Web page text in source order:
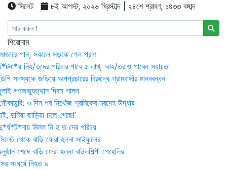
সিলেট ৮ই আগস্ট, ২০২৬ খ্রিস্টাব্দ | ২৪শে শ্রাবণ, ১৪৩৩ বঙ্গাব্দ
শিরোনাম
গান, সকালে সড়কে গেল প্রাণ
নিহ/তদের পরিবার পাবে ৫ লাখ, আহ/তরাও পাবেন সহায়তা
সদস্যকে জড়িয়ে অপপ্রচারের বিরুদ্ধে গ্রামবাসীর মানববন্ধন
গণঅভ্যুত্থান দিবস পালন
৩ দিন পর নিখোঁজ শ্রমিকের মরদেহ উদ্ধার
দুনিয়া ছাড়িয়া চলে গেছে!’
মিলল নি হ ত দের পরিচয়
থেকে বাড়ি ফেরা হলনা সাইফুলের
শেষে বাড়ি ফেরা হলনা বাউলশিল্পী পেহেলির
সংঘর্ষে নিহত ৯